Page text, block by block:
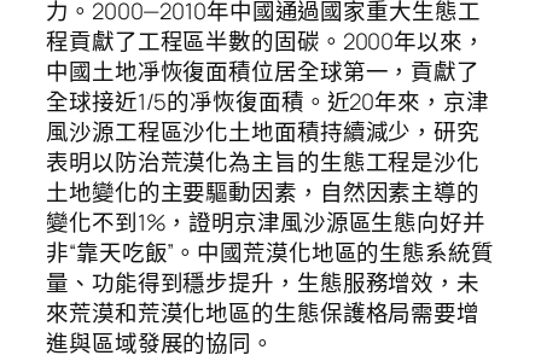
力。2000—2010年中國通過國家重大生態工
程貢獻了工程區半數的固碳。2000年以來，
中國土地凈恢復面積位居全球第一，貢獻了
全球接近1/5的凈恢復面積。近20年來，京津
風沙源工程區沙化土地面積持續減少，研究
表明以防治荒漠化為主旨的生態工程是沙化
土地變化的主要驅動因素，自然因素主導的
變化不到1%，證明京津風沙源區生態向好并
非“靠天吃飯”。中國荒漠化地區的生態系統質
量、功能得到穩步提升，生態服務增效，未
來荒漠和荒漠化地區的生態保護格局需要增
進與區域發展的協同。